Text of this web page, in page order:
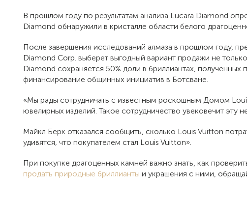
В прошлом году по результатам анализа Lucara Diamond
Diamond обнаружили в кристалле области белого
После завершения исследований алмаза в прошлом году,
Diamond Corp. выберет выгодный вариант продажи не
Diamond сохраняется 50% доли в бриллиантах,
финансирование общинных инициатив в Ботсване.
«Мы рады сотрудничать с известным роскошным Домом
ювелирных изделий. Такое сотрудничество увековечит
Майкл Берк отказался сообщить, сколько Louis Vuitton
удивятся, что покупателем стал Louis Vuitton».
При покупке драгоценных камней важно знать, как
продать природные бриллианты и украшения с ними,